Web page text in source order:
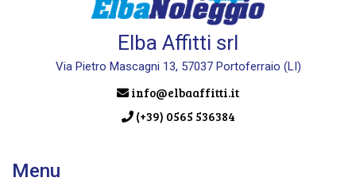
Elba Affitti srl
Via Pietro Mascagni 13, 57037 Portoferraio (LI)
info@elbaaffitti.it
(+39) 0565 536384
Menu